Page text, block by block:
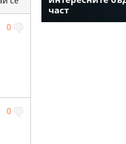
0
0
част